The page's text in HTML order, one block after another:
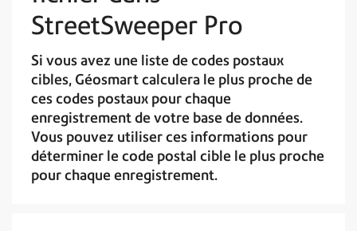
StreetSweeper Pro
Si vous avez une liste de codes postaux
cibles, Géosmart calculera le plus proche de
ces codes postaux pour chaque
enregistrement de votre base de données.
Vous pouvez utiliser ces informations pour
déterminer le code postal cible le plus proche
pour chaque enregistrement.